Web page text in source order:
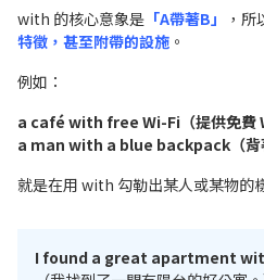
with 的核心意象是 「A帶著B」 ，所
特徵，甚至附帶的設施 。
例如：
a café with free Wi-Fi（提供免費
a man with a blue backpack（背
就是在用 with 勾勒出某人或某物的
I found a great apartment